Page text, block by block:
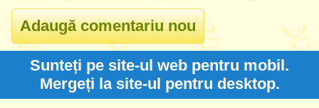
Sunteți pe site-ul web pentru mobil.
Mergeți la site-ul pentru desktop.